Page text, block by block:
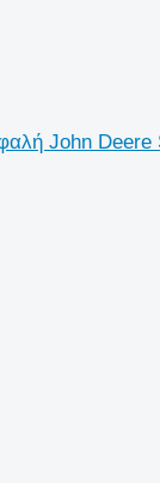
John Deere